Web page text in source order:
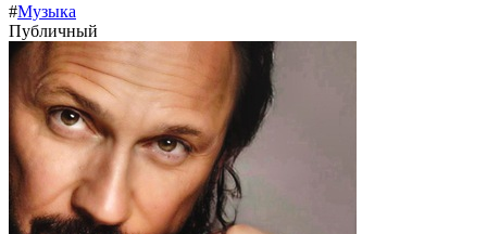
#Музыка
Публичный